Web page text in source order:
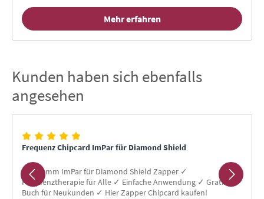
Mehr erfahren
Produktgalerie überspringen
Kunden haben sich ebenfalls
angesehen
Frequenz Chipcard ImPar für Diamond Shield
Programm ImPar für Diamond Shield Zapper ✓
Frequenztherapie für Alle ✓ Einfache Anwendung ✓ Gratis-
Buch für Neukunden ✓ Hier Zapper Chipcard kaufen!